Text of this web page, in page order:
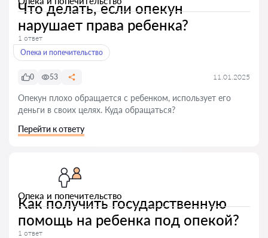
Что делать, если опекун
нарушает права ребенка?
1 ответ
Опека и попечительство
0 53 11.01.2025
Опекун плохо обращается с ребенком, использует его
деньги в своих целях. Куда обращаться?
Перейти к ответу
Опека и попечительство
Как получить государственную
помощь на ребенка под опекой?
1 ответ